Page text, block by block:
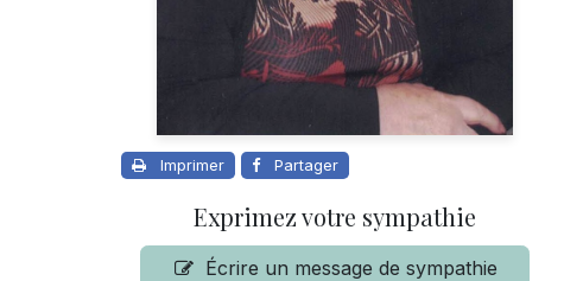
Imprimer Partager
Exprimez votre sympathie
Écrire un message de sympathie